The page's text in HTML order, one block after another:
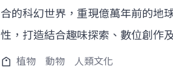
合的科幻世界，重現億萬年前的地
性，打造結合趣味探索、數位創作
植物 動物 人類文化